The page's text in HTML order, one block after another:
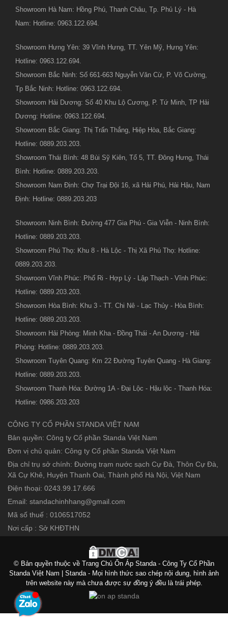
Showroom Hà Nam: Hồng Phú, Thanh Châu, Tp. Phủ Lý - Hà
Nam: Hotline: 0963.122.694.
Showroom Hưng Yên: 39 Vĩnh Hưng, TT. Yên Mỹ, Hưng Yên:
Hotline: 0963.122.694.
Showroom Bắc Ninh: Số 661-663 Nguyễn Văn Cừ, P. Võ Cường,
Tp Bắc Ninh: Hotline: 0963.122.694.
Showroom Hải Dương: Số 40 Khu Lộ Cương, P. Tứ Minh, TP Hải
Dương: Hotline: 0963.122.694.
Showroom Bắc Giang: Thị Trấn Thắng, Hiệp Hòa, Bắc Giang:
Hotline: 0889.203.203.
Showroom Thái Bình: 48 Bùi Sỹ Kiên, Tổ 5, TT. Đông Hưng, Thái
Bình: Hotline: 0889.203.203.
Showroom Nam Định: Chợ Trại Đội 16, xã Hải Phú, Hải Hậu, Nam
Định: Hotline: 0889.203.203
Showroom Ninh Bình: Đường 477 Gia Phú - Gia Viễn - Ninh Bình:
Hotline: 0889.203.203.
Showroom Phú Thọ: Khu 8 - Hà Lộc - Thị Xã Phú Thọ: Hotline:
0889.203.203.
Showroom Vĩnh Phúc: Phố Ri - Hợp Lý - Lập Thạch - Vĩnh Phúc:
Hotline: 0889.203.203.
Showroom Hòa Bình: Khu 3 - TT. Chi Nê - Lạc Thủy - Hòa Bình:
Hotline: 0889.203.203.
Showroom Hải Phòng: Minh Kha - Đồng Thái - An Dương - Hải
Phòng: Hotline: 0889.203.203.
Showroom Tuyên Quang: Km 22 Đường Tuyên Quang - Hà Giang:
Hotline: 0889.203.203.
Showroom Thanh Hóa: Đường 1A - Đại Lộc - Hậu lộc - Thanh Hóa:
Hotline: 0986.203.203
CÔNG TY CỔ PHẦN STANDA VIỆT NAM
Bản quyền: Công ty Cổ phần Standa Việt Nam
Đơn vị chủ quản: Công ty Cổ phần Standa Việt Nam
Địa chỉ trụ sở chính: Đường trạm nước sạch Cự Đà, Thôn Cự Đà,
Xã Cự Khê, Huyện Thanh Oai, Thành phố Hà Nội, Việt Nam
Điện thoại: 0243.99.17.666
Email: standachinhhang@gmail.com
Mã số thuế : 0106517052
Nơi cấp : Sở KHĐTHN
© Bản quyền thuộc về Trang Chủ Ổn Áp Standa - Công Ty Cổ Phần
Standa Việt Nam | Standa - Mọi hình thức sao chép nội dung, hình ảnh
trên website này mà chưa được sự đồng ý đều là trái phép.